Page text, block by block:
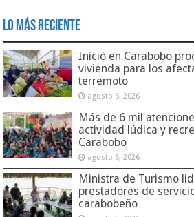
Lo Más Reciente
Inició en Carabobo
vivienda para los
terremoto
agosto 6, 2026
Más de 6 mil
actividad lúdica y
Carabobo
agosto 6, 2026
Ministra de Turismo
prestadores de
carabobeño